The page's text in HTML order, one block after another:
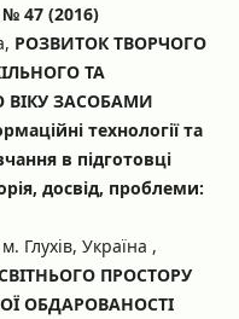
47 (2016)
РОЗВИТОК ТВОРЧОГО
ТА
ЗАСОБАМИ
технології та
в підготовці
досвід, проблеми:
Глухів, Україна ,
ПРОСТОРУ
ОБДАРОВАНОСТІ